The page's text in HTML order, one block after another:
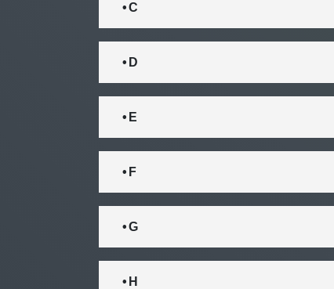
• C
• D
• E
• F
• G
• H